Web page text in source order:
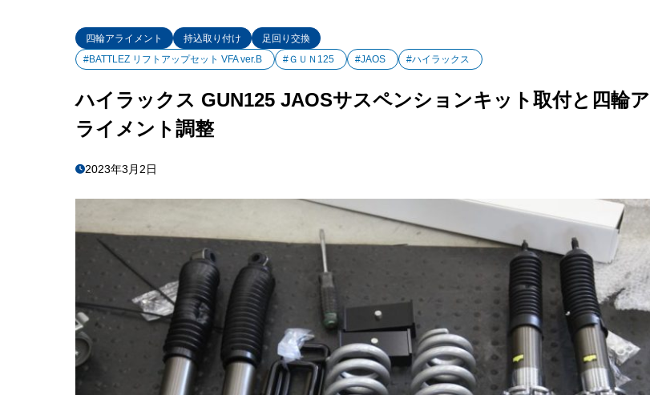
四輪アライメント 持込取り付け
足回り交換
#BATTLEZ リフトアップセット VFA ver.B
#ＧＵＮ125 #JAOS #ハイラックス
ハイラックス GUN125 JAOSサスペンションキット取付と四輪ア
ライメント調整
2023年3月2日